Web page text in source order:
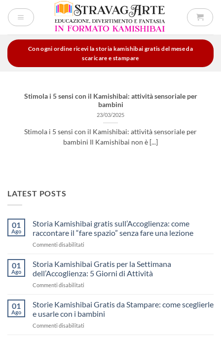
Con ogni ordine ricevi la storia kamishibai gratis del mese da
scaricare e stampare
Stimola i 5 sensi con il Kamishibai: attività sensoriale per
bambini
23/03/2025
Stimola i 5 sensi con il Kamishibai: attività sensoriale per
bambini Il Kamishibai non è [...]
LATEST POSTS
01
Ago
Storia Kamishibai gratis sull’Accoglienza: come
raccontare il “fare spazio” senza fare una lezione
Commenti disabilitati
Kamishibai
sull’Accoglienza:
il
“fare
01
Ago
Storia Kamishibai Gratis per la Settimana
dell’Accoglienza: 5 Giorni di Attività
Commenti disabilitati
Kamishibai
per
01
Ago
Storie Kamishibai Gratis da Stampare: come sceglierle
e usarle con i bambini
Commenti disabilitati